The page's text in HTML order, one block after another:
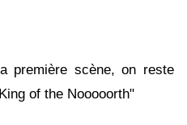
première scène, on reste
of the Nooooorth"